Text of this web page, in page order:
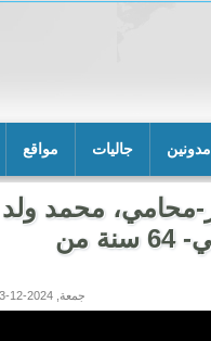
مدونين جاليات مواقع
محامي، محمد
الله-المنسق العام لحملة غزواني- 64 سنة من
جمعة, 2024-12-13 03:14